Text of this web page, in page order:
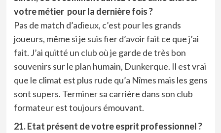
votre métier pour la dernière fois ?
Pas de match d’adieux, c’est pour les grands
joueurs, même si je suis fier d’avoir fait ce que j’ai
fait. J’ai quitté un club où je garde de très bon
souvenirs sur le plan humain, Dunkerque. Il est vrai
que le climat est plus rude qu’a Nîmes mais les gens
sont supers. Terminer sa carrière dans son club
formateur est toujours émouvant.
21. Etat présent de votre esprit professionnel ?